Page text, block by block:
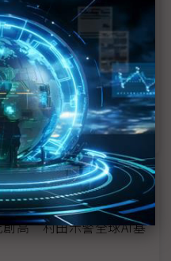
台灣上下游供應鏈齊踩
當地封測聚落可望應
創高 村田示警全球AI基